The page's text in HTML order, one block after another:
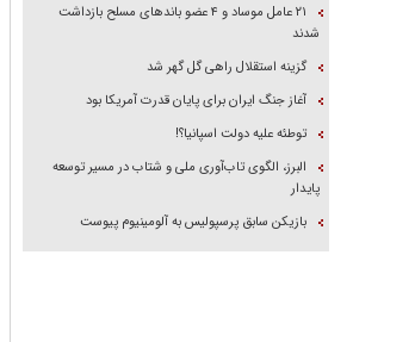
۲۱ عامل موساد و ۴ عضو باند‌های مسلح بازداشت
شدند
گزینه استقلال راهی گل گهر شد
آغاز جنگ ایران برای پایان قدرت آمریکا بود
توطئه علیه دولت اسپانیا؟!
البرز، الگوی تاب‌آوری ملی و شتاب در مسیر توسعه
پایدار
بازیکن سابق پرسپولیس به آلومینیوم پیوست